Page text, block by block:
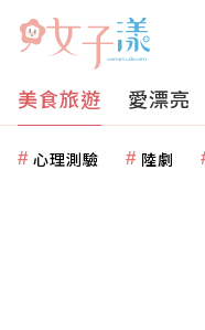
美食旅遊 愛漂亮
心理測驗 陸劇